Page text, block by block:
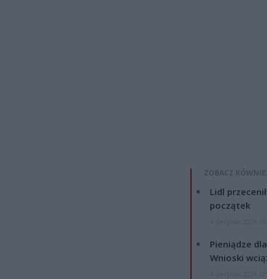
ZOBACZ
Lidl
początek
Pieniądze
Wnioski